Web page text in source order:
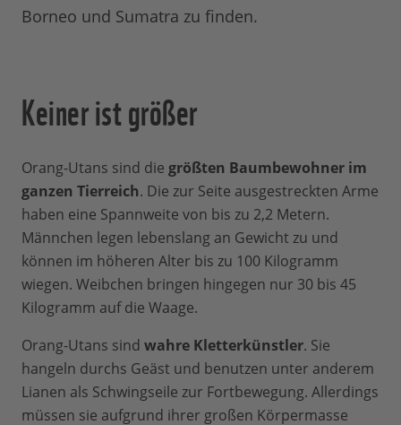
Borneo und Sumatra zu finden.
Keiner ist größer
Orang-Utans sind die größten Baumbewohner im
ganzen Tierreich. Die zur Seite ausgestreckten Arme
haben eine Spannweite von bis zu 2,2 Metern.
Männchen legen lebenslang an Gewicht zu und
können im höheren Alter bis zu 100 Kilogramm
wiegen. Weibchen bringen hingegen nur 30 bis 45
Kilogramm auf die Waage.
Orang-Utans sind wahre Kletterkünstler. Sie
hangeln durchs Geäst und benutzen unter anderem
Lianen als Schwingseile zur Fortbewegung. Allerdings
müssen sie aufgrund ihrer großen Körpermasse